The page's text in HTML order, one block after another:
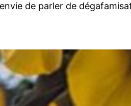
envie de parler de